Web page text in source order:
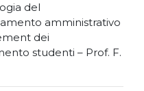
del
amministrativo
dei
studenti – Prof. F.